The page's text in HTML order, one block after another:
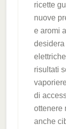
ricette
nuove
e aromi
desidera
risultati
di
ottenere
anche